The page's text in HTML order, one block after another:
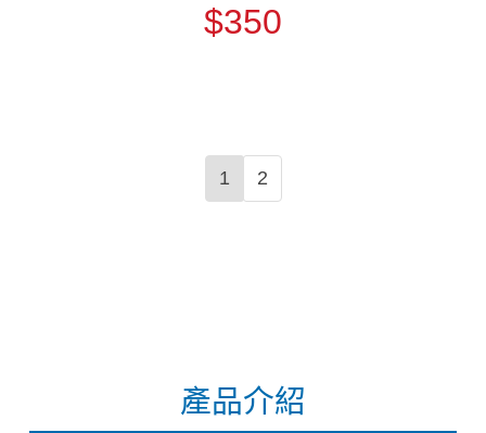
產品介紹
$350
1 2